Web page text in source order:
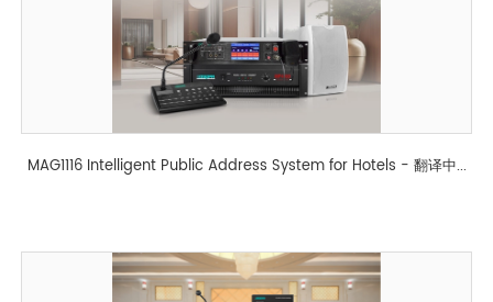
MAG1116 Intelligent Public Address System for Hotels - 翻译中...